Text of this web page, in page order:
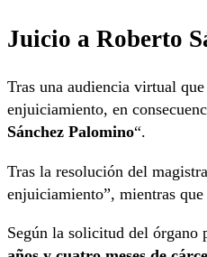
Juicio a Roberto
Tras una audiencia virtual
enjuiciamiento, en
Sánchez Palomino“.
Tras la resolución del
enjuiciamiento”, mientras
Según la solicitud del órgano